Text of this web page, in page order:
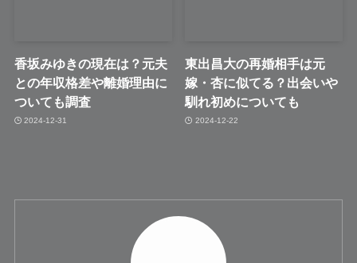
香坂みゆきの現在は？元夫
との年収格差や離婚理由に
ついても調査
2024-12-31
東出昌大の再婚相手は元
嫁・杏に似てる？出会いや
馴れ初めについても
2024-12-22